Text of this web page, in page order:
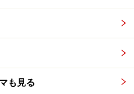
悩みが・・・
生労働省が実施した「介
月）が、その不安定な雇用
も見る